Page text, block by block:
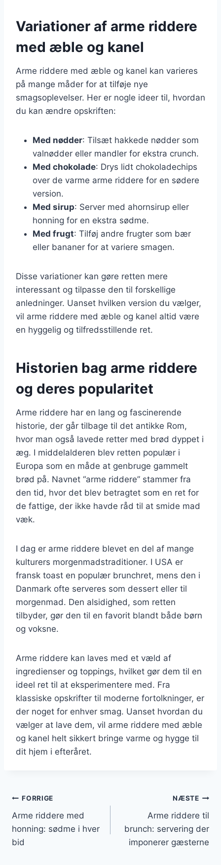
Variationer af arme riddere
med æble og kanel
Arme riddere med æble og kanel kan varieres
på mange måder for at tilføje nye
smagsoplevelser. Her er nogle ideer til, hvordan
du kan ændre opskriften:
Med nødder: Tilsæt hakkede nødder som
valnødder eller mandler for ekstra crunch.
Med chokolade: Drys lidt chokoladechips
over de varme arme riddere for en sødere
version.
Med sirup: Server med ahornsirup eller
honning for en ekstra sødme.
Med frugt: Tilføj andre frugter som bær
eller bananer for at variere smagen.
Disse variationer kan gøre retten mere
interessant og tilpasse den til forskellige
anledninger. Uanset hvilken version du vælger,
vil arme riddere med æble og kanel altid være
en hyggelig og tilfredsstillende ret.
Historien bag arme riddere
og deres popularitet
Arme riddere har en lang og fascinerende
historie, der går tilbage til det antikke Rom,
hvor man også lavede retter med brød dyppet i
æg. I middelalderen blev retten populær i
Europa som en måde at genbruge gammelt
brød på. Navnet “arme riddere” stammer fra
den tid, hvor det blev betragtet som en ret for
de fattige, der ikke havde råd til at smide mad
væk.
I dag er arme riddere blevet en del af mange
kulturers morgenmadstraditioner. I USA er
fransk toast en populær brunchret, mens den i
Danmark ofte serveres som dessert eller til
morgenmad. Den alsidighed, som retten
tilbyder, gør den til en favorit blandt både børn
og voksne.
Arme riddere kan laves med et væld af
ingredienser og toppings, hvilket gør dem til en
ideel ret til at eksperimentere med. Fra
klassiske opskrifter til moderne fortolkninger, er
der noget for enhver smag. Uanset hvordan du
vælger at lave dem, vil arme riddere med æble
og kanel helt sikkert bringe varme og hygge til
dit hjem i efteråret.
Indlægsnavigation
FORRIGE
Arme riddere med
honning: sødme i hver
bid
NÆSTE
Arme riddere til
brunch: servering der
imponerer gæsterne